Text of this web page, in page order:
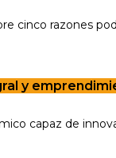
cinco razones
y
capaz de